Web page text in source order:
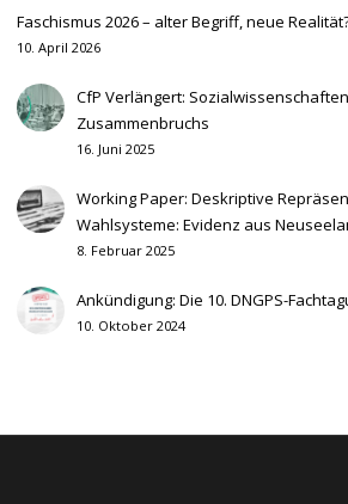
Faschismus 2026 – alter Begriff, neue
10. April 2026
CfP Verlängert:
Zusammenbruchs
16. Juni 2025
Working Paper: Deskriptive
Wahlsysteme: Evidenz aus
8. Februar 2025
Ankündigung: Die 10. DNGPS-
10. Oktober 2024